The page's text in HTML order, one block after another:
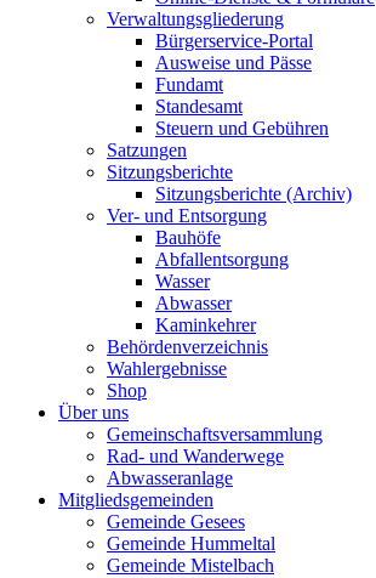
Verwaltungsgliederung
Bürgerservice-Portal
Ausweise und Pässe
Fundamt
Standesamt
Steuern und Gebühren
Satzungen
Sitzungsberichte
Sitzungsberichte (Archiv)
Ver- und Entsorgung
Bauhöfe
Abfallentsorgung
Wasser
Abwasser
Kaminkehrer
Behördenverzeichnis
Wahlergebnisse
Shop
Über uns
Gemeinschaftsversammlung
Rad- und Wanderwege
Abwasseranlage
Mitgliedsgemeinden
Gemeinde Gesees
Gemeinde Hummeltal
Gemeinde Mistelbach